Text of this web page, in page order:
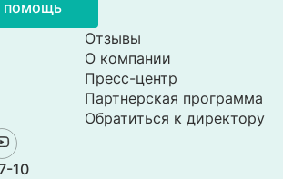
помощь
Отзывы
О компании
Пресс-центр
Партнерская программа
Обратиться к директору
10